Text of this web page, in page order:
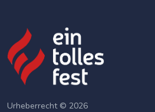
Urheberrecht © 2026